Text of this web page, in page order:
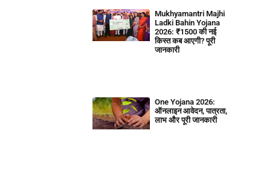
Mukhyamantri Majhi
Ladki Bahin Yojana
2026: ₹1500 की नई
किस्त कब आएगी? पूरी
जानकारी
One Yojana 2026:
ऑनलाइन आवेदन, पात्रता,
लाभ और पूरी जानकारी